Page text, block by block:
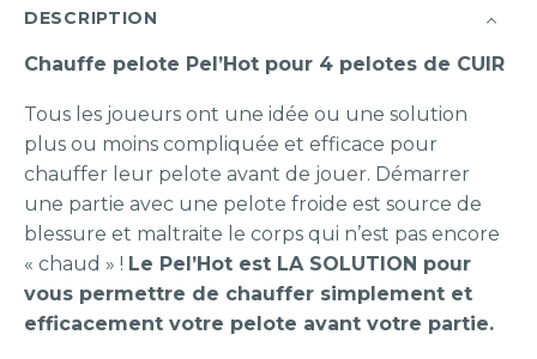
DESCRIPTION
Chauffe pelote Pel’Hot pour 4 pelotes de CUIR
Tous les joueurs ont une idée ou une solution
plus ou moins compliquée et efficace pour
chauffer leur pelote avant de jouer. Démarrer
une partie avec une pelote froide est source de
blessure et maltraite le corps qui n’est pas encore
« chaud » ! Le Pel’Hot est LA SOLUTION pour
vous permettre de chauffer simplement et
efficacement votre pelote avant votre partie.